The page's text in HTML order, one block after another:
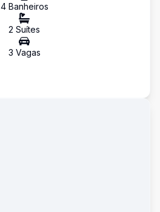
4Banheiros
2 Suítes
3 Vagas